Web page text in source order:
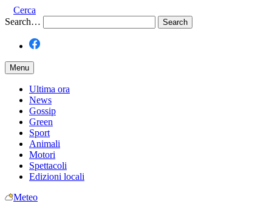
Cerca
Search…
Menu
Ultima ora
News
Gossip
Green
Sport
Animali
Motori
Spettacoli
Edizioni locali
Meteo